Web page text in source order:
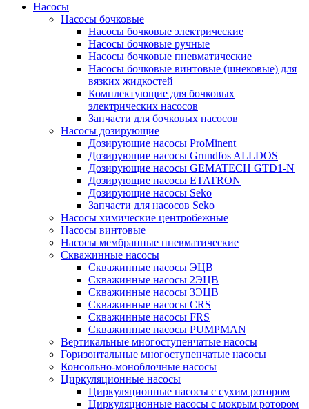
Насосы
Насосы бочковые
Насосы бочковые электрические
Насосы бочковые ручные
Насосы бочковые пневматические
Насосы бочковые винтовые (шнековые) для
вязких жидкостей
Комплектующие для бочковых
электрических насосов
Запчасти для бочковых насосов
Насосы дозирующие
Дозирующие насосы ProMinent
Дозирующие насосы Grundfos ALLDOS
Дозирующие насосы GEMATECH GTD1-N
Дозирующие насосы ETATRON
Дозирующие насосы Seko
Запчасти для насосов Seko
Насосы химические центробежные
Насосы винтовые
Насосы мембранные пневматические
Скважинные насосы
Скважинные насосы ЭЦВ
Скважинные насосы 2ЭЦВ
Скважинные насосы 3ЭЦВ
Скважинные насосы CRS
Скважинные насосы FRS
Скважинные насосы PUMPMAN
Вертикальные многоступенчатые насосы
Горизонтальные многоступенчатые насосы
Консольно-моноблочные насосы
Циркуляционные насосы
Циркуляционные насосы с сухим ротором
Циркуляционные насосы с мокрым ротором